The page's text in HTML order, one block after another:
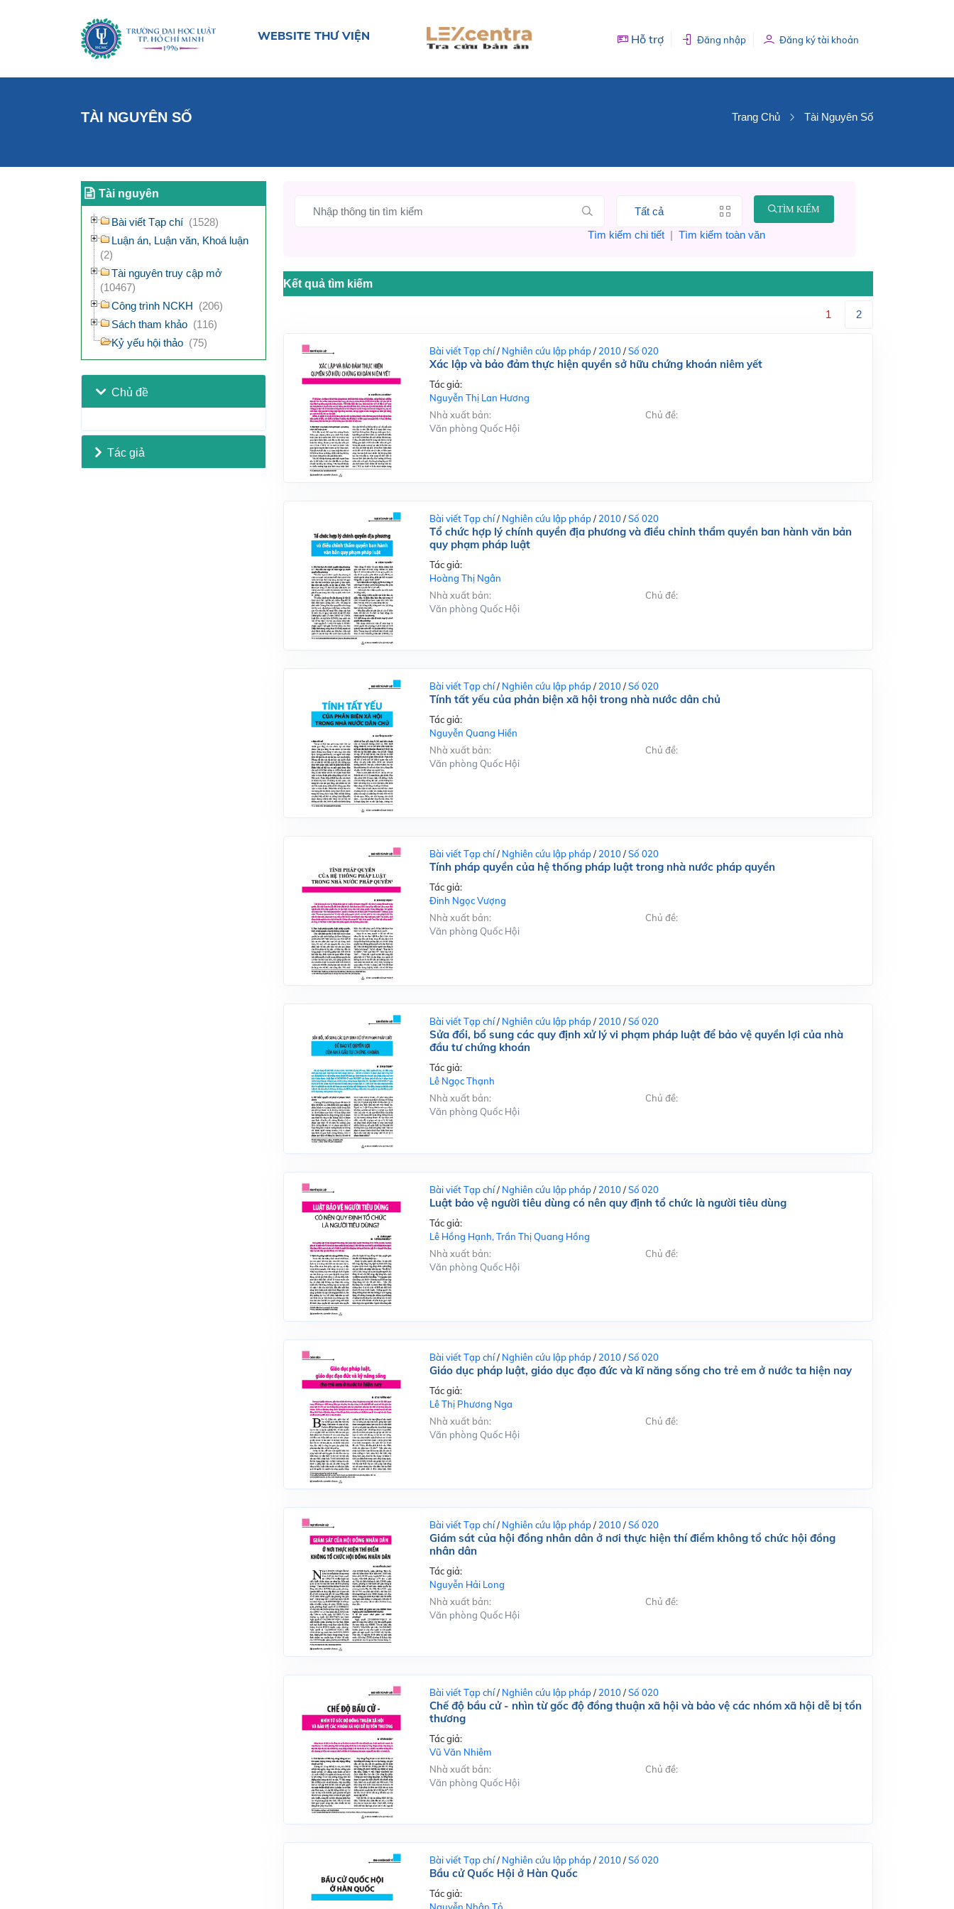
WEBSITE THƯ VIỆN Hỗ trợ Đăng nhập Đăng ký tài khoản
TÀI NGUYÊN SỐ Trang Chủ Tài Nguyên Số
Tài nguyên
Bài viết Tạp chí (1528)
Luận án, Luận văn, Khoá luận
(2)
Tài nguyên truy cập mở
(10467)
Công trình NCKH (206)
Sách tham khảo (116)
Kỷ yếu hội thảo (75)
Chủ đề
Tác giả
TÌM KIẾM
Tìm kiếm chi tiết| Tìm kiếm toàn văn
Kết quả tìm kiếm
1 2
Bài viết Tạp chí/ Nghiên cứu lập pháp/ 2010/Số 020
Xác lập và bảo đảm thực hiện quyền sở hữu chứng khoán niêm yết
Tác giả:
Nguyễn Thị Lan Hương
Nhà xuất bản:
Văn phòng Quốc Hội
Chủ đề:
Bài viết Tạp chí/ Nghiên cứu lập pháp/ 2010/Số 020
Tổ chức hợp lý chính quyền địa phương và điều chỉnh thẩm quyền ban hành văn bản
quy phạm pháp luật
Tác giả:
Hoàng Thị Ngân
Nhà xuất bản:
Văn phòng Quốc Hội
Chủ đề:
Bài viết Tạp chí/ Nghiên cứu lập pháp/ 2010/Số 020
Tính tất yếu của phản biện xã hội trong nhà nước dân chủ
Tác giả:
Nguyễn Quang Hiền
Nhà xuất bản:
Văn phòng Quốc Hội
Chủ đề:
Bài viết Tạp chí/ Nghiên cứu lập pháp/ 2010/Số 020
Tính pháp quyền của hệ thống pháp luật trong nhà nước pháp quyền
Tác giả:
Đinh Ngọc Vượng
Nhà xuất bản:
Văn phòng Quốc Hội
Chủ đề:
Bài viết Tạp chí/ Nghiên cứu lập pháp/ 2010/Số 020
Sửa đổi, bổ sung các quy định xử lý vi phạm pháp luật để bảo vệ quyền lợi của nhà
đầu tư chứng khoán
Tác giả:
Lê Ngọc Thạnh
Nhà xuất bản:
Văn phòng Quốc Hội
Chủ đề:
Bài viết Tạp chí/ Nghiên cứu lập pháp/ 2010/Số 020
Luật bảo vệ người tiêu dùng có nên quy định tổ chức là người tiêu dùng
Tác giả:
Lê Hồng Hạnh, Trần Thị Quang Hồng
Nhà xuất bản:
Văn phòng Quốc Hội
Chủ đề:
Bài viết Tạp chí/ Nghiên cứu lập pháp/ 2010/Số 020
Giáo dục pháp luật, giáo dục đạo đức và kĩ năng sống cho trẻ em ở nước ta hiện nay
Tác giả:
Lê Thị Phương Nga
Nhà xuất bản:
Văn phòng Quốc Hội
Chủ đề:
Bài viết Tạp chí/ Nghiên cứu lập pháp/ 2010/Số 020
Giám sát của hội đồng nhân dân ở nơi thực hiện thí điểm không tổ chức hội đồng
nhân dân
Tác giả:
Nguyễn Hải Long
Nhà xuất bản:
Văn phòng Quốc Hội
Chủ đề:
Bài viết Tạp chí/ Nghiên cứu lập pháp/ 2010/Số 020
Chế độ bầu cử - nhìn từ gốc độ đồng thuận xã hội và bảo vệ các nhóm xã hội dễ bị tổn
thương
Tác giả:
Vũ Văn Nhiêm
Nhà xuất bản:
Văn phòng Quốc Hội
Chủ đề:
Bài viết Tạp chí/ Nghiên cứu lập pháp/ 2010/Số 020
Bầu cử Quốc Hội ở Hàn Quốc
Tác giả: